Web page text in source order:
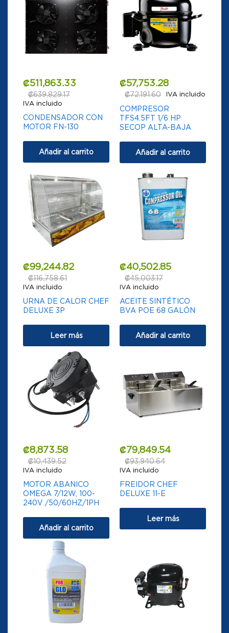
₡511,863.33
₡639,829.17
IVA incluido
CONDENSADOR CON
MOTOR FN-130
Añadir al carrito
₡57,753.28
₡72,191.60 IVA incluido
COMPRESOR
TFS4.5FT 1/6 HP
SECOP ALTA-BAJA
Añadir al carrito
₡99,244.82
₡116,758.61
IVA incluido
URNA DE CALOR CHEF
DELUXE 3P
Leer más
₡40,502.85
₡45,003.17
IVA incluido
ACEITE SINTÉTICO
BVA POE 68 GALÓN
Añadir al carrito
₡8,873.58
₡10,439.52
IVA incluido
MOTOR ABANICO
OMEGA 7/12W, 100-
240V /50/60HZ/1PH
Añadir al carrito
₡79,849.54
₡93,940.64
IVA incluido
FREIDOR CHEF
DELUXE 11-E
Leer más